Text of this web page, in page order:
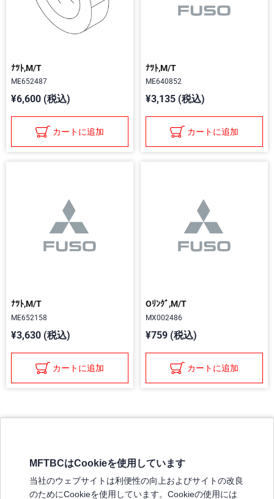
ﾅﾂﾄ,M/T
ME652487
¥6,600 (税込)
カートに追加
ﾅﾂﾄ,M/T
ME640852
¥3,135 (税込)
カートに追加
ﾅﾂﾄ,M/T
ME652158
¥3,630 (税込)
カートに追加
Oﾘﾝｸﾞ,M/T
MX002486
¥759 (税込)
カートに追加
弊社の製品について
MFTBCはCookieを使用しています
当社のウェブサイトは利便性の向上およびサイトの改良
のためにCookieを使用しています。Cookieの使用には